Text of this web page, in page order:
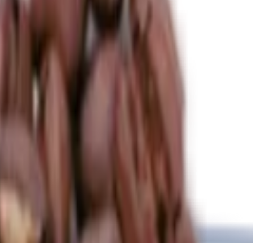
Další kategorie